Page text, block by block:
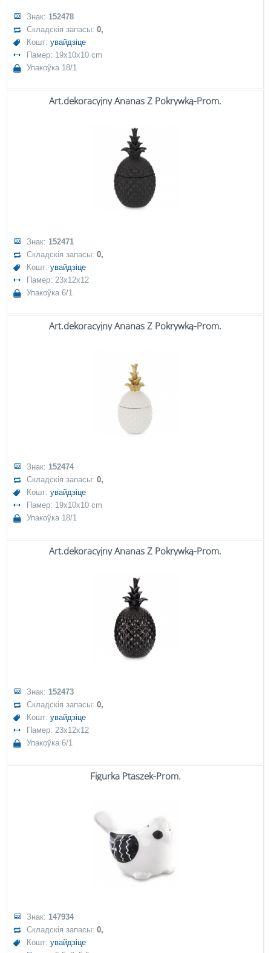
Знак: 152478
Складскія запасы:0,
Кошт:увайдзіце
Памер: 19x10x10 cm
Упакоўка 18/1
Art.dekoracyjny Ananas Z Pokrywką-Prom.
Знак: 152471
Складскія запасы:0,
Кошт:увайдзіце
Памер: 23x12x12
Упакоўка 6/1
Art.dekoracyjny Ananas Z Pokrywką-Prom.
Знак: 152474
Складскія запасы:0,
Кошт:увайдзіце
Памер: 19x10x10 cm
Упакоўка 18/1
Art.dekoracyjny Ananas Z Pokrywką-Prom.
Знак: 152473
Складскія запасы:0,
Кошт:увайдзіце
Памер: 23x12x12
Упакоўка 6/1
Figurka Ptaszek-Prom.
Знак: 147934
Складскія запасы:0,
Кошт:увайдзіце